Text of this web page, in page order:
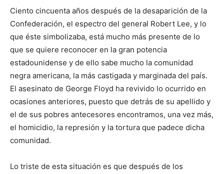
Ciento cincuenta años después de la desaparición de la
Confederación, el espectro del general Robert Lee, y lo
que éste simbolizaba, está mucho más presente de lo
que se quiere reconocer en la gran potencia
estadounidense y de ello sabe mucho la comunidad
negra americana, la más castigada y marginada del país.
El asesinato de George Floyd ha revivido lo ocurrido en
ocasiones anteriores, puesto que detrás de su apellido y
el de sus pobres antecesores encontramos, una vez más,
el homicidio, la represión y la tortura que padece dicha
comunidad.
Lo triste de esta situación es que después de los